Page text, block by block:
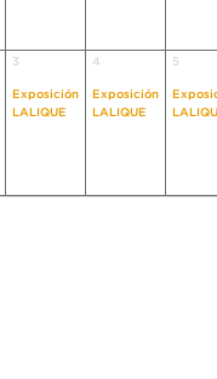
3
Exposición
LALIQUE
4
Exposición
LALIQUE
5